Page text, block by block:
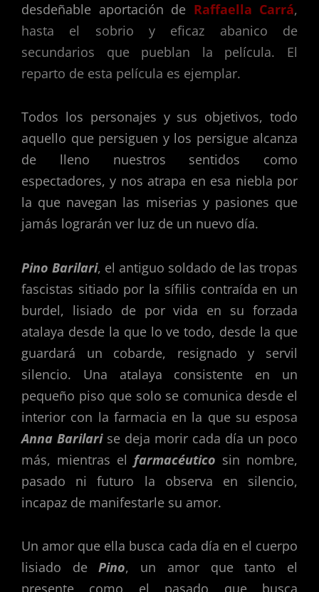
desdeñable aportación de Raffaella Carrá,
hasta el sobrio y eficaz abanico de
secundarios que pueblan la película. El
reparto de esta película es ejemplar.
Todos los personajes y sus objetivos, todo
aquello que persiguen y los persigue alcanza
de lleno nuestros sentidos como
espectadores, y nos atrapa en esa niebla por
la que navegan las miserias y pasiones que
jamás lograrán ver luz de un nuevo día.
Pino Barilari, el antiguo soldado de las tropas
fascistas sitiado por la sífilis contraída en un
burdel, lisiado de por vida en su forzada
atalaya desde la que lo ve todo, desde la que
guardará un cobarde, resignado y servil
silencio. Una atalaya consistente en un
pequeño piso que solo se comunica desde el
interior con la farmacia en la que su esposa
Anna Barilarise deja morir cada día un poco
más, mientras el farmacéutico sin nombre,
pasado ni futuro la observa en silencio,
incapaz de manifestarle su amor.
Un amor que ella busca cada día en el cuerpo
lisiado dePino, un amor que tanto el
presente como el pasado que busca